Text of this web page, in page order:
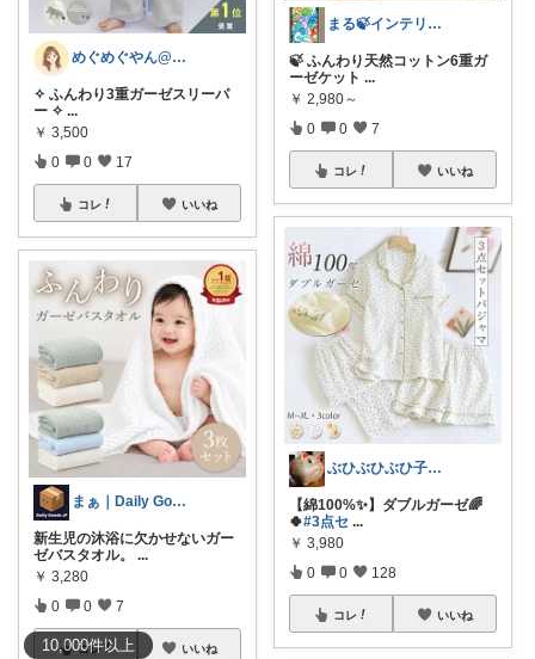
10,000件以上
めぐめぐやん@2児ママ×ゆるっと暮らし
✧ ふんわり3重ガーゼスリーパ
ー ✧ ...
￥ 3,500
0 0 17
コレ いいね
まぁ｜Daily Goods JP
新生児の沐浴に欠かせないガー
ゼバスタオル。
...
￥ 3,280
0 0 7
コレ いいね
まる🍃インテリア×くらし
🍃 ふんわり天然コットン6重ガ
ーゼケット ...
￥ 2,980～
0 0 7
コレ いいね
ぶひぶひぶひ子・暑いの苦手・・・辛い
【綿100%✨】ダブルガーゼ🌈
🍀#3点セ ...
￥ 3,980
0 0 128
コレ いいね